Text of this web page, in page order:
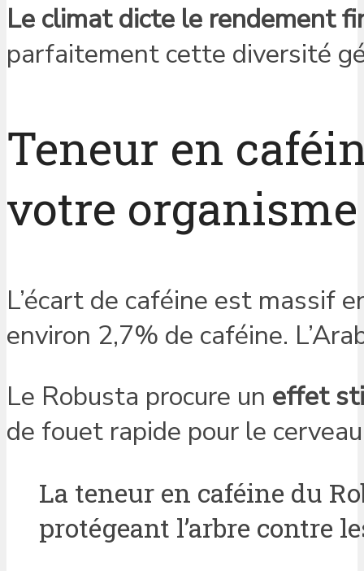
Le climat dicte le rendement
parfaitement cette diversité
Teneur en
votre organisme
L’écart de caféine est massif
environ 2,7% de caféine.
Le Robusta procure un effet
de fouet rapide pour le
La teneur en caféine du
protégeant l’arbre contre